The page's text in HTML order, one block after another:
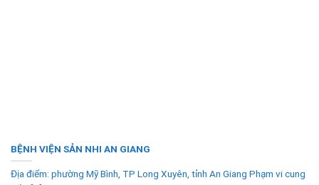
BỆNH VIỆN SẢN NHI AN GIANG
Địa điểm: phường Mỹ Bình, TP Long Xuyên, tỉnh An Giang Phạm vi cung